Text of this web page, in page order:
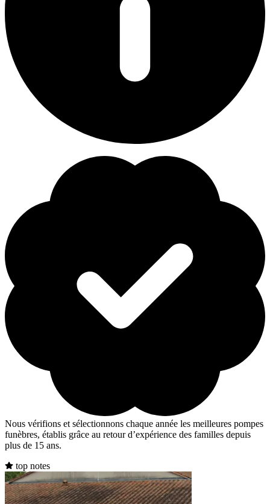
Nous vérifions et sélectionnons chaque année les meilleures pompes
funèbres, établis grâce au retour d’expérience des familles depuis
plus de 15 ans.
top notes